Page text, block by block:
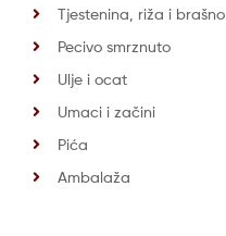
Tjestenina, riža i brašno
Pecivo smrznuto
Ulje i ocat
Umaci i začini
Pića
Ambalaža